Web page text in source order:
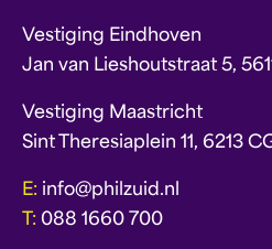
Vestiging Eindhoven
Jan van Lieshoutstraat 5,
Vestiging Maastricht
Sint Theresiaplein 11, 6213
E: info@philzuid.nl
T: 088 1660 700